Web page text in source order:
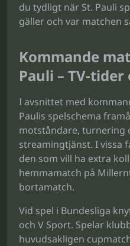
du tydligt när St. Pauli
gäller och var matchen
Kommande
Pauli – TV-
I avsnittet med
Paulis spelschema
motståndare, turnering
streamingtjänst. I vissa
den som vill ha extra
hemmamatch på
bortamatch.
Vid spel i Bundesliga
och V Sport. Spelar
huvudsakligen